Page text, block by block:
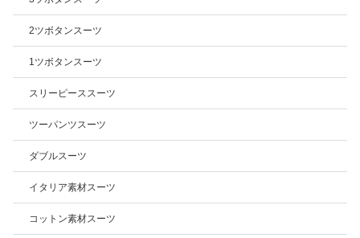
2ツボタンスーツ
1ツボタンスーツ
スリーピーススーツ
ツーパンツスーツ
ダブルスーツ
イタリア素材スーツ
コットン素材スーツ